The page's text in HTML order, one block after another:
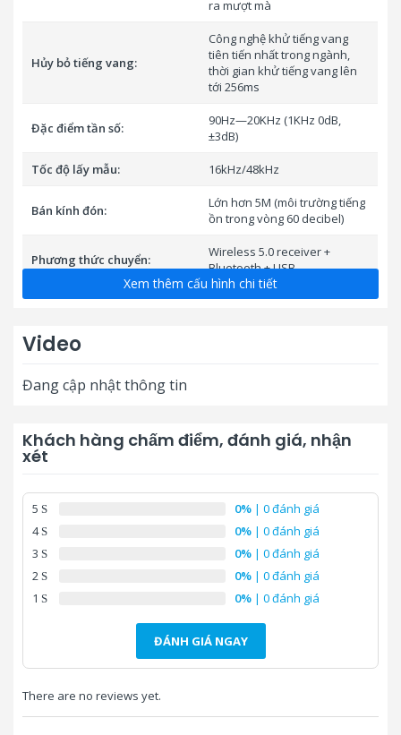
ra mượt mà
Hủy bỏ tiếng vang:
Công nghệ khử tiếng vang
tiên tiến nhất trong ngành,
thời gian khử tiếng vang lên
tới 256ms
Đặc điểm tần số:
90Hz—20KHz (1KHz 0dB,
±3dB)
Tốc độ lấy mẫu: 16kHz/48kHz
Bán kính đón:
Lớn hơn 5M (môi trường tiếng
ồn trong vòng 60 decibel)
Phương thức chuyển:
Wireless 5.0 receiver +
Bluetooth + USB
Giao diện đầu ra âm thanh: 3.5mm
Giao diện đầu vào:
Chỉ thị LED:
Góc đón: 360°no blind spots
Pin tích hợp:
Thời gian chờ: 300 giờ
Giờ hoạt động: 8-12 giờ
160*45*45mm
Trọng lượng:
12 tháng
Xem thêm cấu hình chi tiết
Video
Đang cập nhật thông tin
Khách hàng chấm điểm, đánh giá, nhận
xét
5 0% | 0 đánh giá
4
0% | 0 đánh giá
3
0% | 0 đánh giá
2
0% | 0 đánh giá
1
0% | 0 đánh giá
ĐÁNH GIÁ NGAY
There are no reviews yet.